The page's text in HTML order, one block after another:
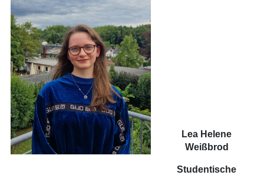
Lea Helene
Weißbrod
Studentische